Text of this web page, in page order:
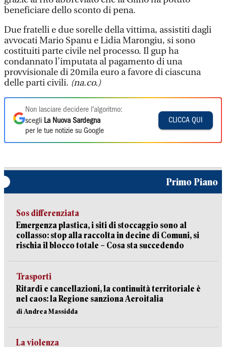
beneficiare dello sconto di pena.
Due fratelli e due sorelle della vittima, assistiti dagli
avvocati Mario Spanu e Lidia Marongiu, si sono
costituiti parte civile nel processo. Il gup ha
condannato l’imputata al pagamento di una
provvisionale di 20mila euro a favore di ciascuna
delle parti civili. (na.co.)
Non lasciare decidere l'algoritmo:
scegli La Nuova Sardegna
per le tue notizie su Google
CLICCA QUI
Primo Piano
Sos differenziata
Emergenza plastica, i siti di stoccaggio sono al
collasso: stop alla raccolta in decine di Comuni, si
rischia il blocco totale – Cosa sta succedendo
Trasporti
Ritardi e cancellazioni, la continuità territoriale è
nel caos: la Regione sanziona Aeroitalia
di Andrea Massidda
La violenza